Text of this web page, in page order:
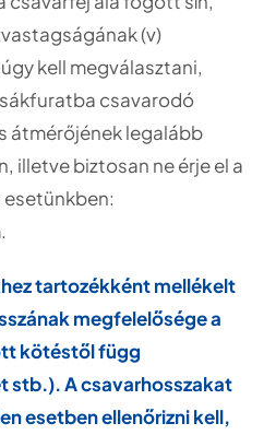
(v)
kell megválasztani,
csavarodó
átmérőjének legalább
illetve biztosan ne érje el a
tartozékként mellékelt
megfelelősége a
kötéstől függ
stb.). A csavarhosszakat
esetben ellenőrizni kell,